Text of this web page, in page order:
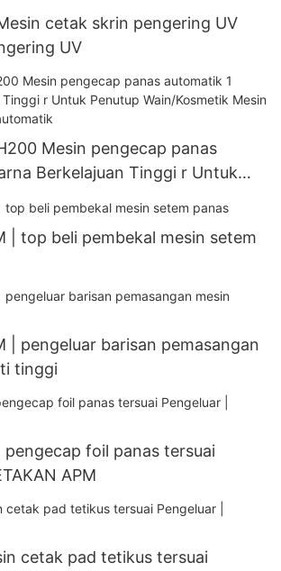
cetak skrin pengering UV
UV
Mesin pengecap panas
Berkelajuan Tinggi r Untuk
Mesin pengecap panas
| top beli pembekal mesin setem
| pengeluar barisan pemasangan
tinggi
pengecap foil panas tersuai
APM
cetak pad tetikus tersuai